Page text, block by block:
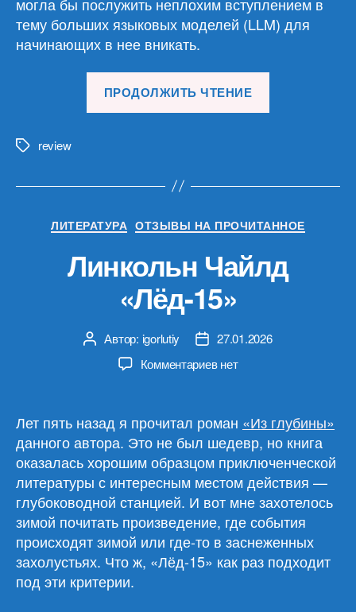
тему больших языковых моделей (LLM) для
начинающих в нее вникать.
ПРОДОЛЖИТЬ ЧТЕНИЕ
Меткиreview
Рубрики
ЛИТЕРАТУРА ОТЗЫВЫ НА ПРОЧИТАННОЕ
Линкольн Чайлд
«Лёд-15»
Автор
записи
Автор: igorlutiy
Дата27.01.2026
Комментариевк
«Лёд-15»
нет
Лет пять назад я прочитал роман «Из глубины»
данного автора. Это не был шедевр, но книга
оказалась хорошим образцом приключенческой
литературы с интересным местом действия —
глубоководной станцией. И вот мне захотелось
зимой почитать произведение, где события
происходят зимой или где-то в заснеженных
захолустьях. Что ж, «Лёд-15» как раз подходит
под эти критерии.